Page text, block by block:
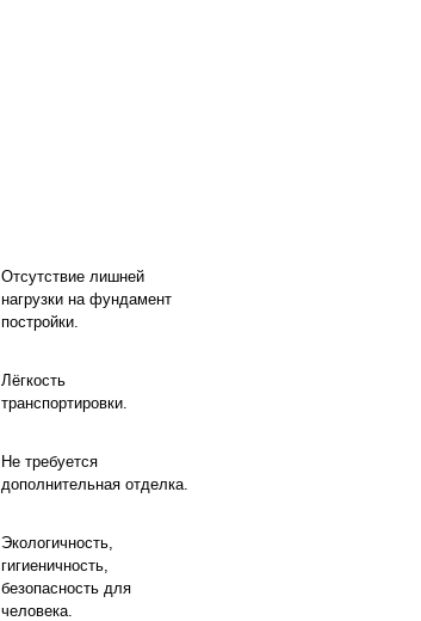
Отсутствие лишней
нагрузки на фундамент
постройки.
Лёгкость
транспортировки.
Не требуется
дополнительная отделка.
Экологичность,
гигиеничность,
безопасность для
человека.